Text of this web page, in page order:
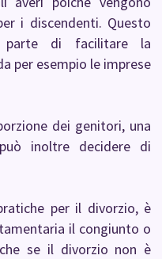
i discendenti. Questo
parte di facilitare la
per esempio le imprese
dei genitori, una
inoltre decidere di
per il divorzio, è
il congiunto o
se il divorzio non è